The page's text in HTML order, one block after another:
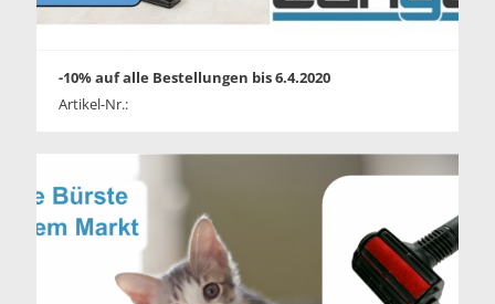
-10% auf alle Bestellungen bis 6.4.2020
Artikel-Nr.: